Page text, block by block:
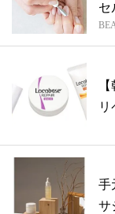
セ
イ
手
サ